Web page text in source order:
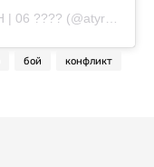
бой конфликт